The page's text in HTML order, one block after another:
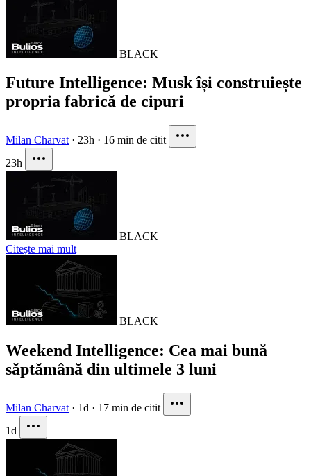
BLACK
Future Intelligence: Musk își construiește
propria fabrică de cipuri
Milan Charvat · 23h · 16 min de citit
23h
BLACK
Citește mai mult
BLACK
Weekend Intelligence: Cea mai bună
săptămână din ultimele 3 luni
Milan Charvat · 1d · 17 min de citit
1d